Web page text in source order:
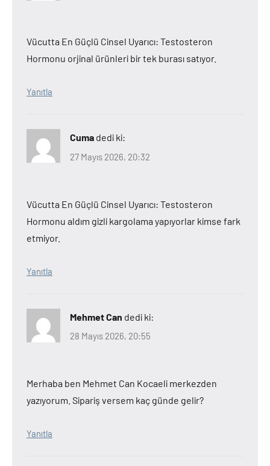
Vücutta En Güçlü Cinsel Uyarıcı: Testosteron
Hormonu orjinal ürünleri bir tek burası satıyor.
Yanıtla
Cuma dedi ki:
27 Mayıs 2026, 20:32
Vücutta En Güçlü Cinsel Uyarıcı: Testosteron
Hormonu aldım gizli kargolama yapıyorlar kimse fark
etmiyor.
Yanıtla
Mehmet Can dedi ki:
28 Mayıs 2026, 20:55
Merhaba ben Mehmet Can Kocaeli merkezden
yazıyorum. Sipariş versem kaç günde gelir?
Yanıtla